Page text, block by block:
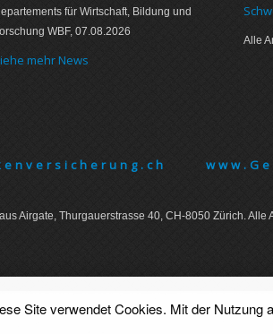
für Wirtschaft, Bildung und
WBF, 07.08.2026
mehr News
Alle
Airgate, Thurgauer­strasse 40, CH-8050 Zürich. Alle
Site verwendet Cookies. Mit der Nutzung